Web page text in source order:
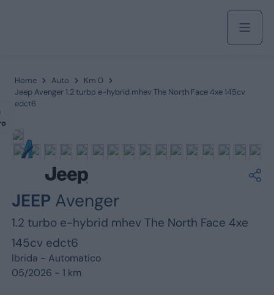
Marchi
Home Auto
Km 0
Jeep Avenger 1.2 turbo e-hybrid mhev The North Face 4xe 145cv
edct6
JEEP Avenger
1.2 turbo e-hybrid mhev The North Face 4xe
145cv edct6
Ibrida - Automatico
05/2026 - 1 km